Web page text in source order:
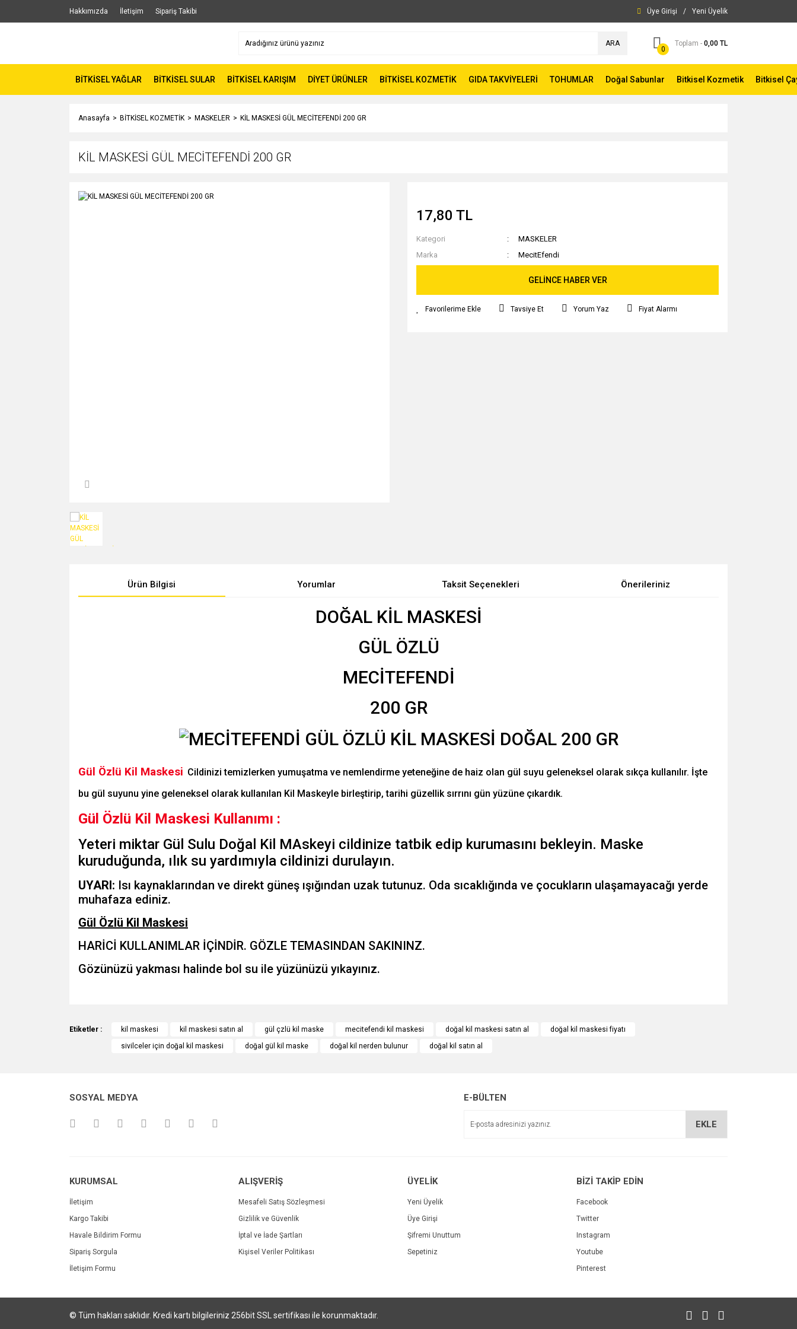
Hakkımızda İletişim Sipariş Takibi Üye Girişi / Yeni Üyelik
ARA
0
Toplam - 0,00 TL
BİTKİSEL YAĞLAR BİTKİSEL SULAR BİTKİSEL KARIŞIM DİYET ÜRÜNLER BİTKİSEL KOZMETİK GIDA TAKVİYELERİ TOHUMLAR Doğal Sabunlar Bitkisel Kozmetik Bitkisel
Anasayfa BİTKİSEL KOZMETİK MASKELER KİL MASKESİ GÜL MECİTEFENDİ 200 GR
KİL MASKESİ GÜL MECİTEFENDİ 200 GR
17,80 TL
Kategori
MASKELER
Marka
MecitEfendi
GELİNCE HABER VER
Tavsiye Et Yorum Yaz Fiyat Alarmı
Ürün Bilgisi Yorumlar Taksit Seçenekleri Önerileriniz
DOĞAL KİL MASKESİ
GÜL ÖZLÜ
MECİTEFENDİ
200 GR
Gül Özlü Kil Maskesi Cildinizi temizlerken yumuşatma ve nemlendirme yeteneğine de haiz olan gül suyu geleneksel olarak sıkça kullanılır. İşte
bu gül suyunu yine geleneksel olarak kullanılan Kil Maskeyle birleştirip, tarihi güzellik sırrını gün yüzüne çıkardık.
Gül Özlü Kil Maskesi Kullanımı :
Yeteri miktar Gül Sulu Doğal Kil MAskeyi cildinize tatbik edip kurumasını bekleyin. Maske
kuruduğunda, ılık su yardımıyla cildinizi durulayın.
UYARI: Isı kaynaklarından ve direkt güneş ışığından uzak tutunuz. Oda sıcaklığında ve çocukların ulaşamayacağı yerde
muhafaza ediniz.
Gül Özlü Kil Maskesi
HARİCİ KULLANIMLAR İÇİNDİR. GÖZLE TEMASINDAN SAKININZ.
Gözünüzü yakması halinde bol su ile yüzünüzü yıkayınız.
Bu ürüne ilk yorumu siz yapın!
Ürün resmi kalitesiz, bozuk veya görüntülenemiyor.
Ürün fiyatı diğer sitelerden daha pahalı.
Etiketler : kil maskesi kil maskesi satın al gül çzlü kil maske mecitefendi kil maskesi doğal kil maskesi satın al
doğal kil maskesi fiyatı
sivilceler için doğal kil maskesi
doğal gül kil maske doğal kil nerden bulunur doğal kil satın al
SOSYAL MEDYA E-BÜLTEN
EKLE
KURUMSAL
İletişim
Kargo Takibi
Havale Bildirim Formu
Sipariş Sorgula
İletişim Formu
ALIŞVERİŞ
Mesafeli Satış Sözleşmesi
Gizlilik ve Güvenlik
İptal ve İade Şartları
Kişisel Veriler Politikası
ÜYELİK
Yeni Üyelik
Üye Girişi
Şifremi Unuttum
Sepetiniz
BİZİ TAKİP EDİN
Facebook
Twitter
Instagram
Youtube
Pinterest
© Tüm hakları saklıdır. Kredi kartı bilgileriniz 256bit SSL sertifikası ile korunmaktadır.